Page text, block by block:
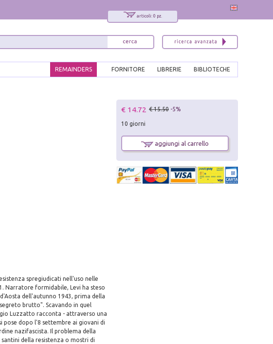
articoli: 0 pz.
BIBLIOTECHE
LIBRERIE
FORNITORE
REMAINDERS
spregiudicati nell'uso nelle
Narratore formidabile, Levi ha steso
dell'autunno 1943, prima della
brutto". Scavando in quel
Luzzatto racconta - attraverso una
pose dopo l'8 settembre ai giovani di
nazifascista. Il problema della
della resistenza o mostri di
€ 14.72 € 15.50 -5%
10 giorni
aggiungi al carrello
x
Interessato ai nostri libri?
Sarai informato delle nostre novità, potrai
comunque cancellarti quando desideri.
modulo di iscrizione